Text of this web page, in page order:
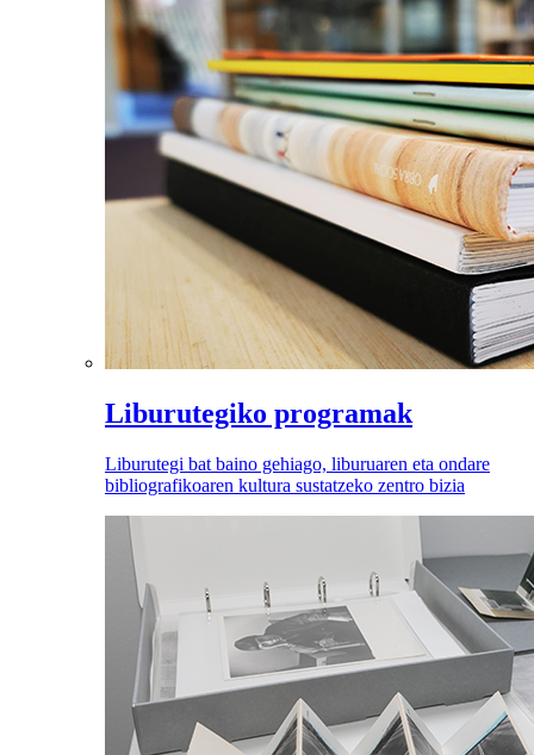
Liburutegiko programak
Liburutegi bat baino gehiago, liburuaren eta ondare
bibliografikoaren kultura sustatzeko zentro bizia